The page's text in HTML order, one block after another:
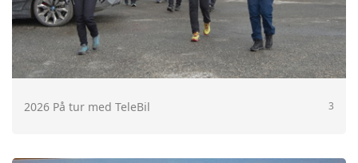
2026 På tur med TeleBil 3